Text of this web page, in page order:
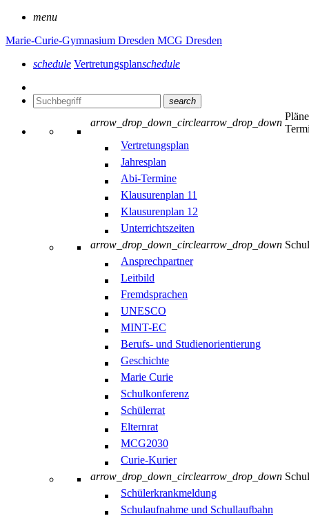
menu
Marie-Curie-Gymnasium Dresden MCG Dresden
schedule Vertretungsplanschedule
search
arrow_drop_down_circlearrow_drop_down
Vertretungsplan
Jahresplan
Abi-Termine
Klausurenplan 11
Klausurenplan 12
Unterrichtszeiten
arrow_drop_down_circlearrow_drop_down
Ansprechpartner
Leitbild
Fremdsprachen
UNESCO
MINT-EC
Berufs- und Studienorientierung
Geschichte
Marie Curie
Schulkonferenz
Schülerrat
Elternrat
MCG2030
Curie-Kurier
arrow_drop_down_circlearrow_drop_down
Schülerkrankmeldung
Schulaufnahme und Schullaufbahn